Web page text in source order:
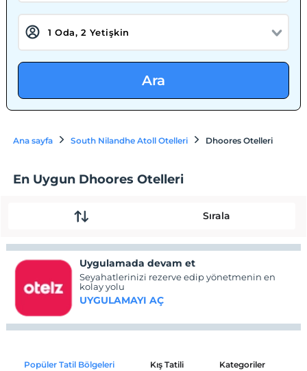
Ara
Ana sayfa South Nilandhe Atoll Otelleri Dhoores Otelleri
En Uygun Dhoores Otelleri
Sırala
Uygulamada devam et
Seyahatlerinizi rezerve edip yönetmenin en
kolay yolu
UYGULAMAYI AÇ
Popüler Tatil Bölgeleri Kış Tatili Kategoriler